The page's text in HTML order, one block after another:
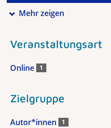
Mehr zeigen
Veranstaltungsart
Online 1
Zielgruppe
Autor*innen 1